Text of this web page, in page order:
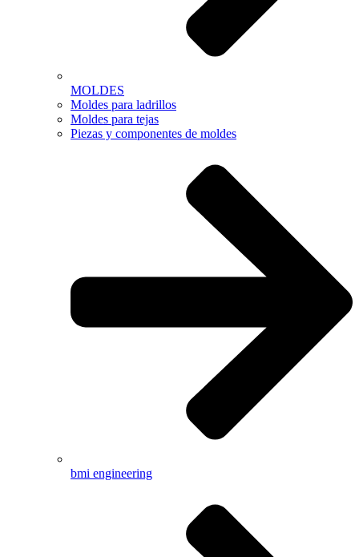
MOLDES
Moldes para ladrillos
Moldes para tejas
Piezas y componentes de moldes
bmi engineering